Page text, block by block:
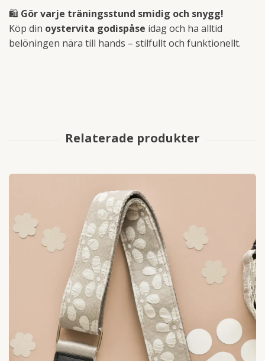
🛍 Gör varje träningsstund smidig och snygg!
Köp din oystervita godispåse idag och ha alltid
belöningen nära till hands – stilfullt och funktionellt.